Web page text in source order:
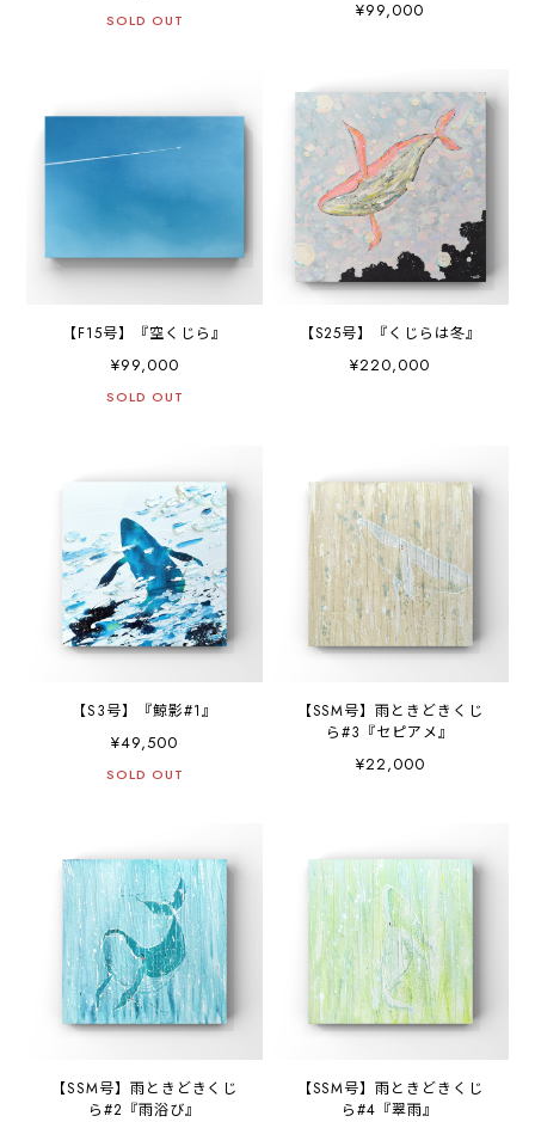
SOLD OUT ¥99,000
【F15号】『空くじら』
¥99,000
SOLD OUT
【S25号】『くじらは冬』
¥220,000
【S3号】『鯨影#1』
¥49,500
SOLD OUT
【SSM号】雨ときどきくじ
ら#3『セピアメ』
¥22,000
【SSM号】雨ときどきくじ
ら#2『雨浴び』
【SSM号】雨ときどきくじ
ら#4『翠雨』